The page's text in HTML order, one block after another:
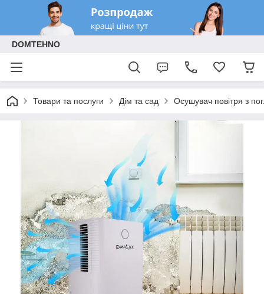
DOMTEHNO
Товари та послуги Дім та сад Осушувач повітря з